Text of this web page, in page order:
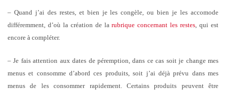
– Quand j’ai des restes, et bien je les congèle, ou bien je les accomode
différemment, d’où la création de larubrique concernant les restes , qui est
encore à compléter.
– Je fais attention aux dates de péremption, dans ce cas soit je change mes
menus et consomme d’abord ces produits, soit j’ai déjà prévu dans mes
menus de les consommer rapidement. Certains produits peuvent être